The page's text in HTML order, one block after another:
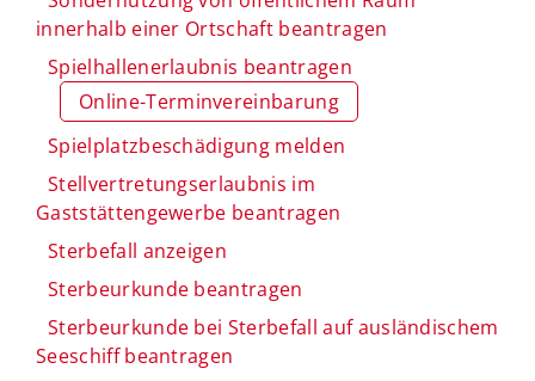
innerhalb einer Ortschaft beantragen
Spielhallenerlaubnis beantragen
Online-Terminvereinbarung
Spielplatzbeschädigung melden
Stellvertretungserlaubnis im
Gaststättengewerbe beantragen
Sterbefall anzeigen
Sterbeurkunde beantragen
Sterbeurkunde bei Sterbefall auf ausländischem
Seeschiff beantragen